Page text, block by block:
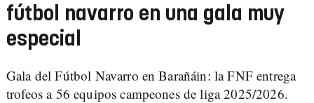
fútbol navarro en una gala muy
especial
Gala del Fútbol Navarro en Barañáin: la FNF entrega
trofeos a 56 equipos campeones de liga 2025/2026.